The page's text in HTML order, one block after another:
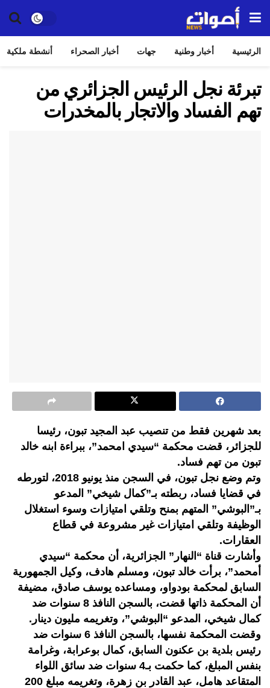
الرئيسية أخبار وطنية جهات أخبار الصحراء أنشطة ملكية
تبرئة نجل الرئيس الجزائري من
تهم الفساد والاتجار بالمخدرات
بعد شهرين فقط من تنصيب عبد المجيد تبون، رئيسا
للجزائر، قضت محكمة “سيدي امحمد”، ببراءة ابنه خالد
تبون من تهم فساد.
وتم وضع نجل تبون، في السجن منذ يونيو 2018، لتورطه
في قضايا فساد، ربطته بـ”كمال شيخي” المدعو
بـ”البوشي” المتهم بمنح وتلقي امتيازات وسوء استغلال
الوظيفة وتلقي امتيازات غير مشروعة في قطاع
العقارات.
وأشارت قناة “النهار” الجزائرية، أن محكمة “سيدي
أمحمد”، برأت خالد تبون، ومسلم هادف، وكيل الجمهورية
السابق لمحكمة بودواو، ومساعده يوسف صادق، مضيفة
أن المحكمة ذاتها قضت، بالسجن النافذ 8 سنوات ضد
كمال شيخي، المدعو “البوشي”، وتغريمه مليون دينار.
وقضت المحكمة نفسها، بالسجن النافذ 6 سنوات ضد
رئيس بلدية بن عكنون السابق، كمال بوعرابة، وغرامة
بنفس المبلغ، كما حكمت بـ4 سنوات ضد سائق اللواء
المتقاعد هامل، عبد القادر بن زهرة، وتغريمه مبلغ 200